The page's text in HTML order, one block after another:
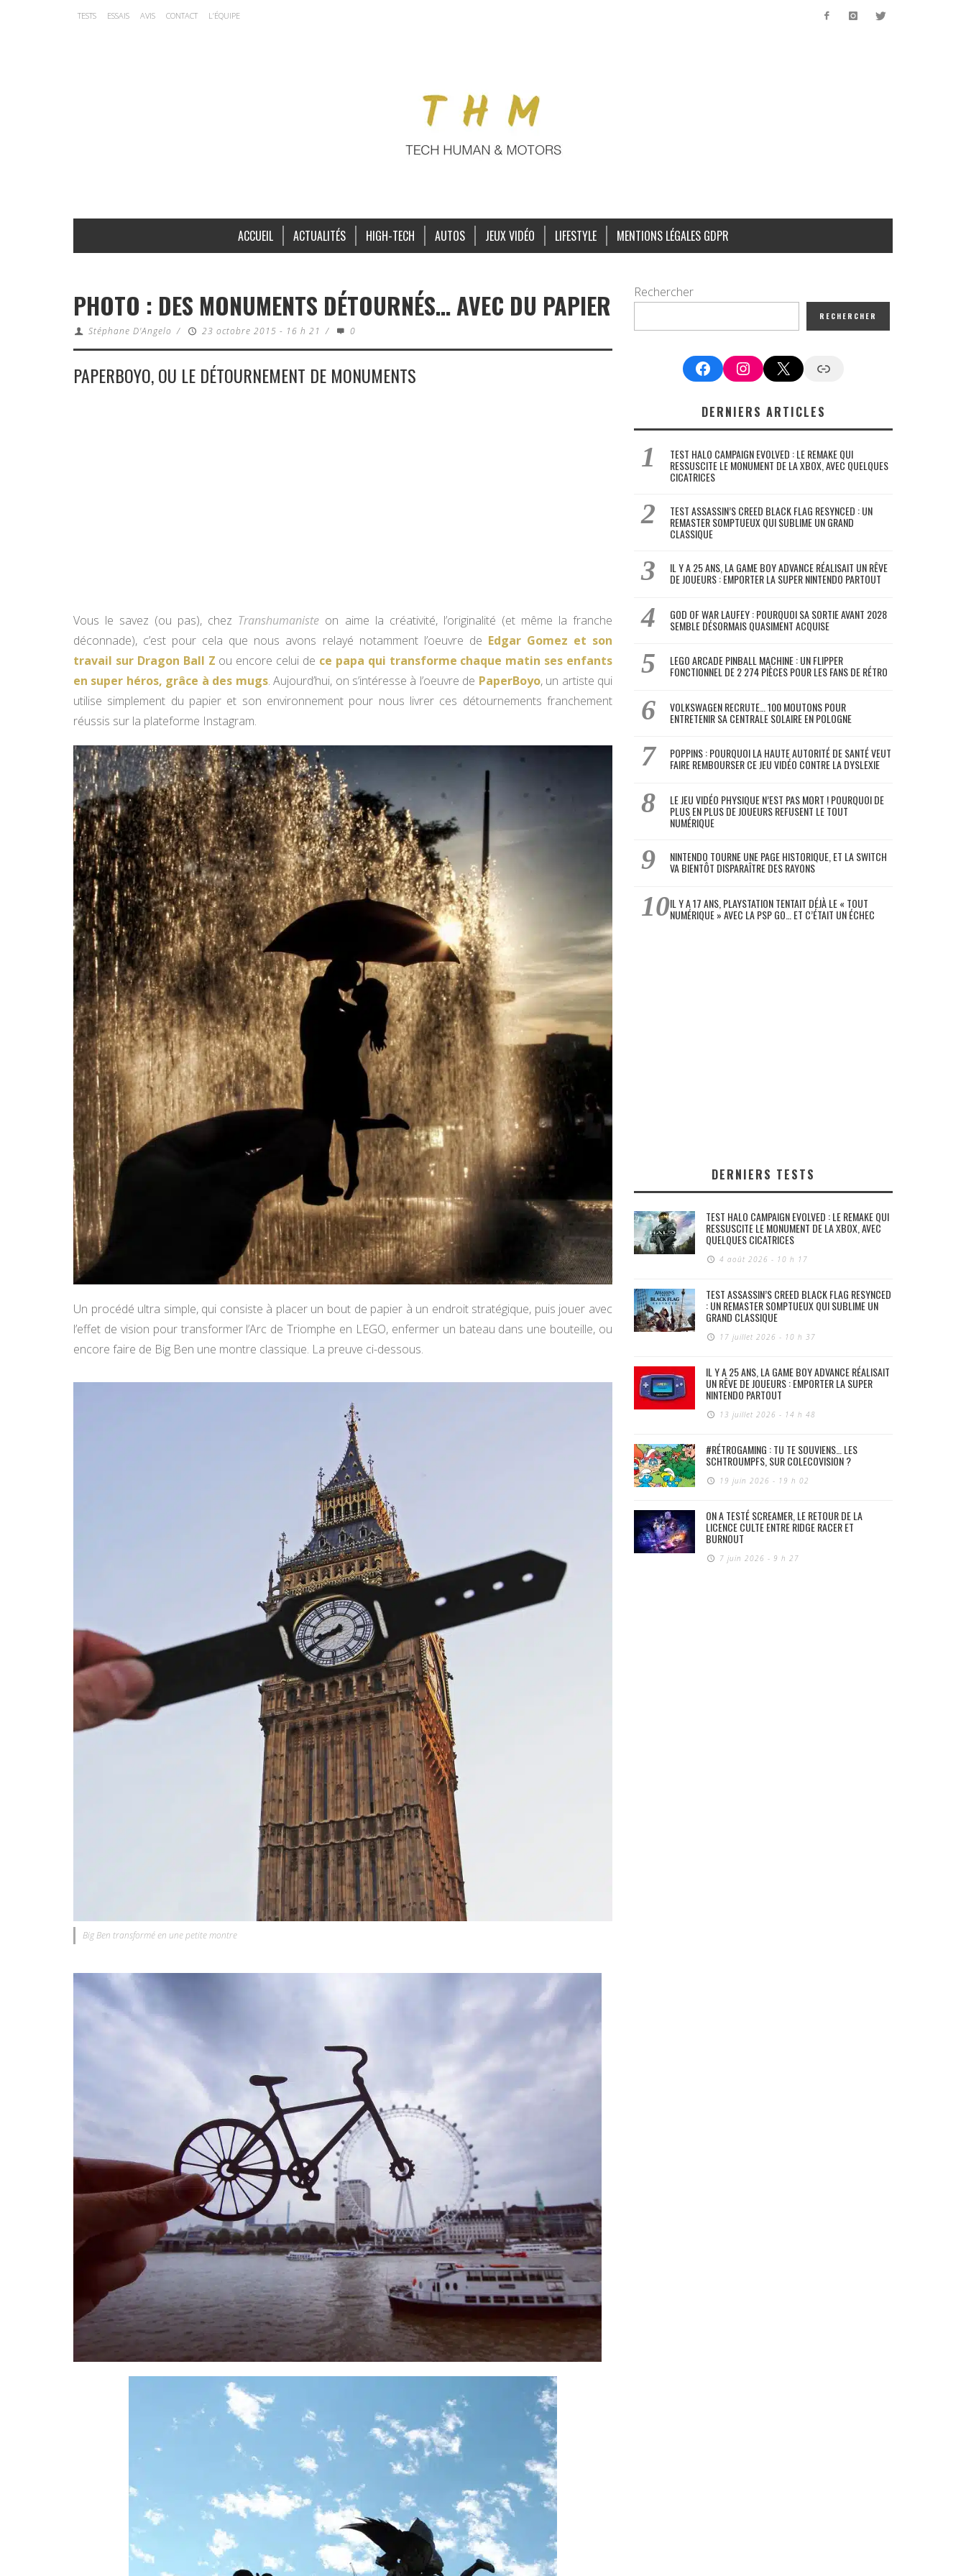
TESTS ESSAIS AVIS CONTACT L’ÉQUIPE
ACCUEIL ACTUALITÉS HIGH-TECH AUTOS JEUX VIDÉO LIFESTYLE MENTIONS LÉGALES GDPR
PHOTO : DES MONUMENTS DÉTOURNÉS… AVEC DU PAPIER
Stéphane D'Angelo / 23 octobre 2015 - 16 h 21 / 0
PAPERBOYO, OU LE DÉTOURNEMENT DE MONUMENTS
Vous le savez (ou pas), chez Transhumaniste on aime la créativité, l’originalité (et même la franche
déconnade), c’est pour cela que nous avons relayé notamment l’oeuvre de Edgar Gomez et son
travail sur Dragon Ball Z ou encore celui de ce papa qui transforme chaque matin ses enfants
en super héros, grâce à des mugs. Aujourd’hui, on s’intéresse à l’oeuvre de PaperBoyo, un artiste qui
utilise simplement du papier et son environnement pour nous livrer ces détournements franchement
réussis sur la plateforme Instagram.
Un procédé ultra simple, qui consiste à placer un bout de papier à un endroit stratégique, puis jouer avec
l’effet de vision pour transformer l’Arc de Triomphe en LEGO, enfermer un bateau dans une bouteille, ou
encore faire de Big Ben une montre classique. La preuve ci-dessous.
Big Ben transformé en une petite montre
Rechercher
RECHERCHER
FacebookInstagram
X Google News
DERNIERS ARTICLES
TEST HALO CAMPAIGN EVOLVED : LE REMAKE QUI
RESSUSCITE LE MONUMENT DE LA XBOX, AVEC QUELQUES
CICATRICES
TEST ASSASSIN’S CREED BLACK FLAG RESYNCED : UN
REMASTER SOMPTUEUX QUI SUBLIME UN GRAND
CLASSIQUE
IL Y A 25 ANS, LA GAME BOY ADVANCE RÉALISAIT UN RÊVE
DE JOUEURS : EMPORTER LA SUPER NINTENDO PARTOUT
GOD OF WAR LAUFEY : POURQUOI SA SORTIE AVANT 2028
SEMBLE DÉSORMAIS QUASIMENT ACQUISE
LEGO ARCADE PINBALL MACHINE : UN FLIPPER
FONCTIONNEL DE 2 274 PIÈCES POUR LES FANS DE RÉTRO
VOLKSWAGEN RECRUTE… 100 MOUTONS POUR
ENTRETENIR SA CENTRALE SOLAIRE EN POLOGNE
POPPINS : POURQUOI LA HAUTE AUTORITÉ DE SANTÉ VEUT
FAIRE REMBOURSER CE JEU VIDÉO CONTRE LA DYSLEXIE
LE JEU VIDÉO PHYSIQUE N’EST PAS MORT ! POURQUOI DE
PLUS EN PLUS DE JOUEURS REFUSENT LE TOUT
NUMÉRIQUE
NINTENDO TOURNE UNE PAGE HISTORIQUE, ET LA SWITCH
VA BIENTÔT DISPARAÎTRE DES RAYONS
IL Y A 17 ANS, PLAYSTATION TENTAIT DÉJÀ LE « TOUT
NUMÉRIQUE » AVEC LA PSP GO… ET C’ÉTAIT UN ÉCHEC
DERNIERS TESTS
TEST HALO CAMPAIGN EVOLVED : LE REMAKE QUI
RESSUSCITE LE MONUMENT DE LA XBOX, AVEC
QUELQUES CICATRICES
4 août 2026 - 10 h 17
TEST ASSASSIN’S CREED BLACK FLAG RESYNCED
: UN REMASTER SOMPTUEUX QUI SUBLIME UN
GRAND CLASSIQUE
17 juillet 2026 - 10 h 37
IL Y A 25 ANS, LA GAME BOY ADVANCE RÉALISAIT
UN RÊVE DE JOUEURS : EMPORTER LA SUPER
NINTENDO PARTOUT
13 juillet 2026 - 14 h 48
#RÉTROGAMING : TU TE SOUVIENS… LES
SCHTROUMPFS, SUR COLECOVISION ?
19 juin 2026 - 19 h 02
ON A TESTÉ SCREAMER, LE RETOUR DE LA
LICENCE CULTE ENTRE RIDGE RACER ET
BURNOUT
7 juin 2026 - 9 h 27